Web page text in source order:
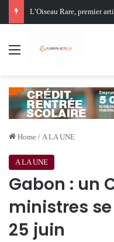
Menu
Home / A LA UNE
A LA UNE
Gabon : un
ministres
25 juin